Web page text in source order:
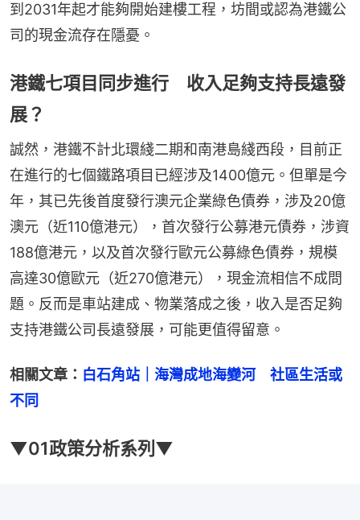
到2031年起才能夠開始建樓工程，坊間或認為港鐵公
司的現金流存在隱憂。
港鐵七項目同步進行 收入足夠支持長遠發
展？
誠然，港鐵不計北環綫二期和南港島綫西段，目前正
在進行的七個鐵路項目已經涉及1400億元。但單是今
年，其已先後首度發行澳元企業綠色債券，涉及20億
澳元（近110億港元），首次發行公募港元債券，涉資
188億港元，以及首次發行歐元公募綠色債券，規模
高達30億歐元（近270億港元），現金流相信不成問
題。反而是車站建成、物業落成之後，收入是否足夠
支持港鐵公司長遠發展，可能更值得留意。
相關文章： 白石角站｜海灣成地海變河　社區生活或
不同
▼01政策分析系列▼